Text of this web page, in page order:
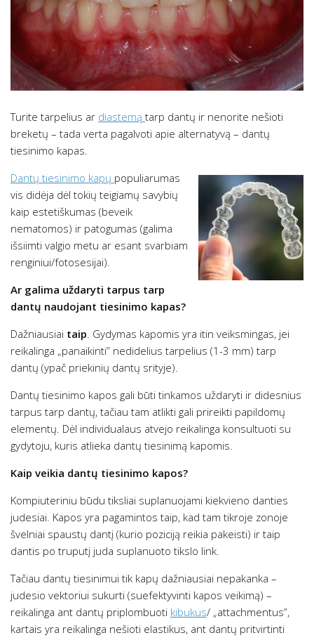
Turite tarpelius ar diastemą tarp dantų ir nenorite nešioti
breketų – tada verta pagalvoti apie alternatyvą – dantų
tiesinimo kapas.
Dantų tiesinimo kapų populiarumas
vis didėja dėl tokių teigiamų savybių
kaip estetiškumas (beveik
nematomos) ir patogumas (galima
išsiimti valgio metu ar esant svarbiam
renginiui/fotosesijai).
Ar galima uždaryti tarpus tarp
dantų naudojant tiesinimo kapas?
Dažniausiai taip. Gydymas kapomis yra itin veiksmingas, jei
reikalinga „panaikinti” nedidelius tarpelius (1-3 mm) tarp
dantų (ypač priekinių dantų srityje).
Dantų tiesinimo kapos gali būti tinkamos uždaryti ir didesnius
tarpus tarp dantų, tačiau tam atlikti gali prireikti papildomų
elementų. Dėl individualaus atvejo reikalinga konsultuoti su
gydytoju, kuris atlieka dantų tiesinimą kapomis.
Kaip veikia dantų tiesinimo kapos?
Kompiuteriniu būdu tiksliai suplanuojami kiekvieno danties
judesiai. Kapos yra pagamintos taip, kad tam tikroje zonoje
švelniai spaustų dantį (kurio poziciją reikia pakeisti) ir taip
dantis po truputį juda suplanuoto tikslo link.
Tačiau dantų tiesinimui tik kapų dažniausiai nepakanka –
judesio vektoriui sukurti (suefektyvinti kapos veikimą) –
reikalinga ant dantų priplombuoti kibukus/ „attachmentus”,
kartais yra reikalinga nešioti elastikus, ant dantų pritvirtinti